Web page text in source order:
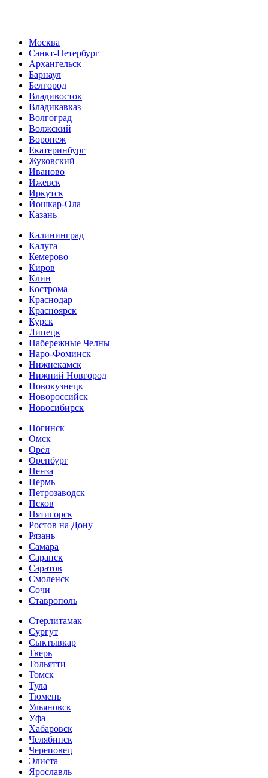
Москва
Санкт-Петербург
Архангельск
Барнаул
Белгород
Владивосток
Владикавказ
Волгоград
Волжский
Воронеж
Екатеринбург
Жуковский
Иваново
Ижевск
Иркутск
Йошкар-Ола
Казань
Калининград
Калуга
Кемерово
Киров
Клин
Кострома
Краснодар
Красноярск
Курск
Липецк
Набережные Челны
Наро-Фоминск
Нижнекамск
Нижний Новгород
Новокузнецк
Новороссийск
Новосибирск
Ногинск
Омск
Орёл
Оренбург
Пенза
Пермь
Петрозаводск
Псков
Пятигорск
Ростов на Дону
Рязань
Самара
Саранск
Саратов
Смоленск
Сочи
Ставрополь
Стерлитамак
Сургут
Сыктывкар
Тверь
Тольятти
Томск
Тула
Тюмень
Ульяновск
Уфа
Хабаровск
Челябинск
Череповец
Элиста
Ярославль